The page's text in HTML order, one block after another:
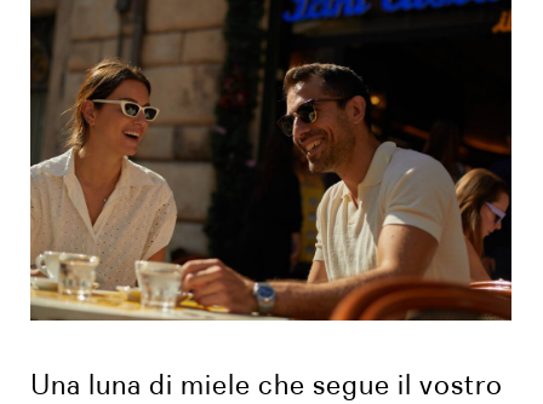
Una luna di miele che segue il vostro